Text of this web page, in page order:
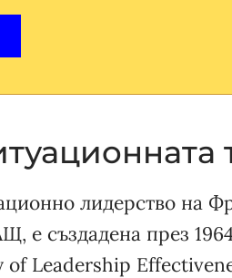
лидерство на
е създадена през
of Leadership